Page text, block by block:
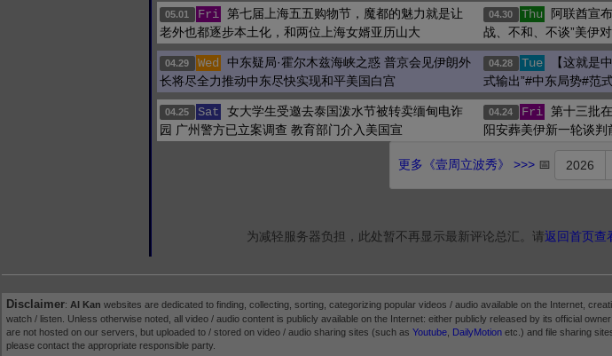
05.01 Fri 第七届上海五五购物节，魔都的魅力就是让
老外也都逐步本土化，和两位上海女婿亚历山大
04.30 Thu
阿联酋宣
战、不和、不谈”美伊
04.29 Wed
中东疑局·霍尔木兹海峡之惑 普京会见伊朗外
长将尽全力推动中东尽快实现和平美国白宫
04.28 Tue
【这就是
式输出”#中东局势#范
04.25 Sat
女大学生受邀去泰国泼水节被转卖缅甸电诈
园 广州警方已立案调查 教育部门介入美国宣
04.24 Fri 第十三批
阳安葬美伊新一轮谈
更多《壹周立波秀》 >>> 📅 2026
为减轻服务器负担，此处暂不再显示最新评论总汇。请返回首页查
Disclaimer: AI Kan websites are dedicated to finding, collecting, sorting, categorizing popular videos / audio available on the Internet,
watch / listen. Unless otherwise noted, all video / audio content is publicly available on the Internet: either publicly released by its official
are not hosted on our servers, but uploaded to / stored on video / audio sharing sites (such as Youtube DailyMotion etc.) and file sharing
please contact the appropriate responsible party.